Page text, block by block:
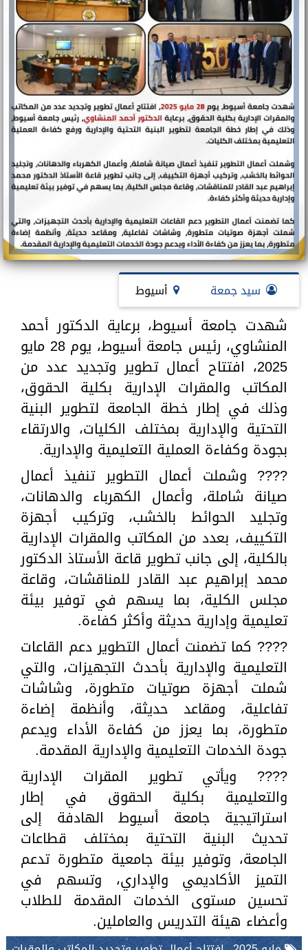
سيد جمعة أسيوط
شهدت جامعة أسيوط، برعاية الدكتور أحمد
المنشاوي، رئيس جامعة أسيوط، يوم 28 مايو
2025، افتتاح أعمال تطوير وتجديد عدد من
المكاتب والمقرات الإدارية بكلية الحقوق،
وذلك في إطار خطة الجامعة لتطوير البنية
التحتية والإدارية بمختلف الكليات، والارتقاء
بجودة وكفاءة العملية التعليمية والإدارية.
???? وشملت أعمال التطوير تنفيذ أعمال
صيانة شاملة، وأعمال الكهرباء والدهانات،
وتجليد الحوائط بالخشب، وتركيب أجهزة
التكييف، بعدد من المكاتب والمقرات الإدارية
بالكلية، إلى جانب تطوير قاعة الأستاذ الدكتور
محمد إبراهيم عبد القادر للمناقشات، وقاعة
مجلس الكلية، بما يسهم في توفير بيئة
تعليمية وإدارية حديثة وأكثر كفاءة.
???? كما تضمنت أعمال التطوير دعم القاعات
التعليمية والإدارية بأحدث التجهيزات، والتي
شملت أجهزة صوتيات متطورة، وشاشات
تفاعلية، ومقاعد حديثة، وأنظمة إضاءة
متطورة، بما يعزز من كفاءة الأداء ويدعم
جودة الخدمات التعليمية والإدارية المقدمة.
???? ويأتي تطوير المقرات الإدارية
والتعليمية بكلية الحقوق في إطار
استراتيجية جامعة أسيوط الهادفة إلى
تحديث البنية التحتية بمختلف قطاعات
الجامعة، وتوفير بيئة جامعية متطورة تدعم
التميز الأكاديمي والإداري، وتسهم في
تحسين مستوى الخدمات المقدمة للطلاب
وأعضاء هيئة التدريس والعاملين.